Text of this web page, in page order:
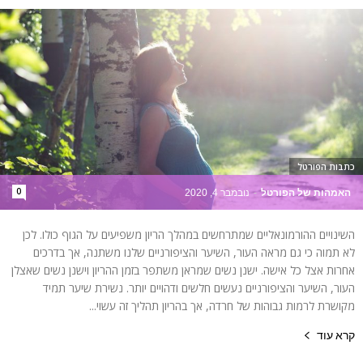
האמהות של הפורטל - נובמבר 4, 2020 0
כתבות הפורטל
השינויים ההורמונאליים שמתרחשים במהלך הריון משפיעים על הגוף כולו. לכן
לא תמוה כי גם מראה העור, השיער והציפורניים שלנו משתנה, אך בדרכים
אחרות אצל כל אישה. ישנן נשים שמראן משתפר בזמן ההריון וישנן נשים שאצלן
העור, השיער והציפורניים נעשים חלשים ודהויים יותר. נשירת שיער תמיד
מקושרת לרמות גבוהות של חרדה, אך בהריון תהליך זה עשוי...
קרא עוד